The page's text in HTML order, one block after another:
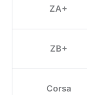
ZA+
ZB+
Corsa